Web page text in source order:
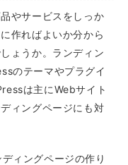
やサービスをしっか
作ればよいか分から
ょうか。ランディン
のテーマやプラグイ
は主にWebサイト
ィングページにも対
ィングページの作り